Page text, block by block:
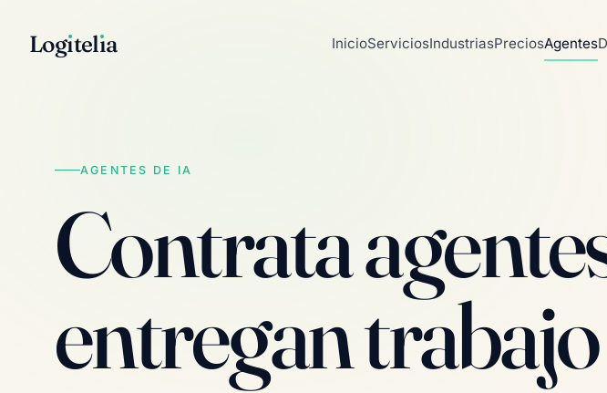
Logıtelıa InicioServiciosIndustriasPreciosAgentes
AGENTES DE IA
Contrata
entregan